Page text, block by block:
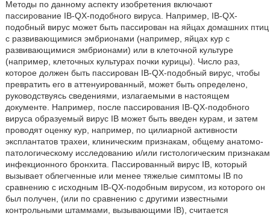
Методы по данному аспекту изобретения включают
пассирование IB-QX-подобного вируса. Например, IB-QX-
подобный вирус может быть пассирован на яйцах домашних птиц
с развивающимися эмбрионами (например, яйцах кур с
развивающимися эмбрионами) или в клеточной культуре
(например, клеточных культурах почки курицы). Число раз,
которое должен быть пассирован IB-QX-подобный вирус, чтобы
превратить его в аттенуированный, может быть определено,
руководствуясь сведениями, излагаемыми в настоящем
документе. Например, после пассирования IB-QX-подобного
вируса образуемый вирус IB может быть введен курам, и затем
проводят оценку кур, например, по цилиарной активности
эксплантатов трахеи, клиническим признакам, общему анатомо-
патологическому исследованию и/или гистологическим признакам
инфекционного бронхита. Пассированный вирус IB, который
вызывает облегченные или менее тяжелые симптомы IB по
сравнению с исходным IB-QX-подобным вирусом, из которого он
был получен, (или по сравнению с другими известными
контрольными штаммами, вызывающими IB), считается